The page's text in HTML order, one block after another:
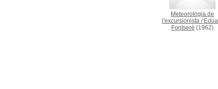
Meteorologia de
l'excursionista/
Fontserè (1962)